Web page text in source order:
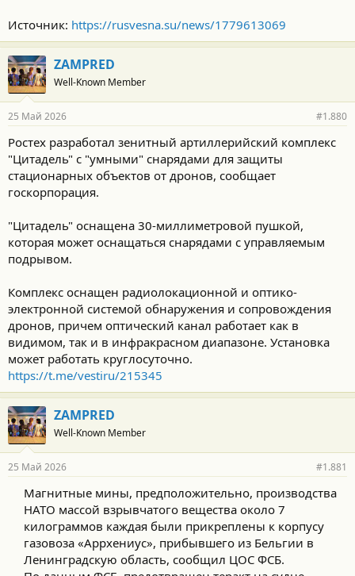
Источник: https://rusvesna.su/news/1779613069
ZAMPRED
Well-Known Member
25 Май 2026 #1.880
Ростех разработал зенитный артиллерийский комплекс
"Цитадель" с "умными" снарядами для защиты
стационарных объектов от дронов, сообщает
госкорпорация.
"Цитадель" оснащена 30-миллиметровой пушкой,
которая может оснащаться снарядами с управляемым
подрывом.
Комплекс оснащен радиолокационной и оптико-
электронной системой обнаружения и сопровождения
дронов, причем оптический канал работает как в
видимом, так и в инфракрасном диапазоне. Установка
может работать круглосуточно.
https://t.me/vestiru/215345
ZAMPRED
Well-Known Member
25 Май 2026 #1.881
Магнитные мины, предположительно, производства
НАТО массой взрывчатого вещества около 7
килограммов каждая были прикреплены к корпусу
газовоза «Аррхениус», прибывшего из Бельгии в
Ленинградскую область, сообщил ЦОС ФСБ.